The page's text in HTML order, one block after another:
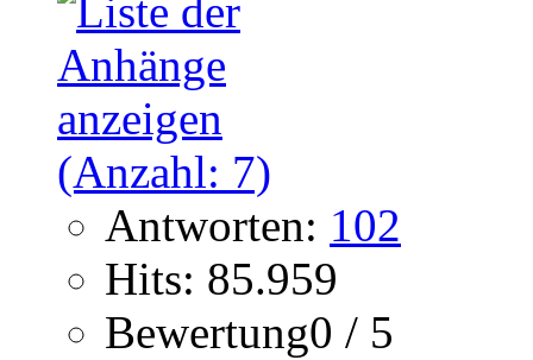
Antworten: 102
Hits: 85.959
Bewertung0 / 5